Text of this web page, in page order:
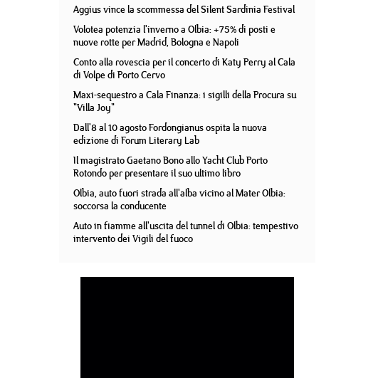
Aggius vince la scommessa del Silent Sardinia Festival
Volotea potenzia l'inverno a Olbia: +75% di posti e
nuove rotte per Madrid, Bologna e Napoli
Conto alla rovescia per il concerto di Katy Perry al Cala
di Volpe di Porto Cervo
Maxi-sequestro a Cala Finanza: i sigilli della Procura su
"Villa Joy"
Dall'8 al 10 agosto Fordongianus ospita la nuova
edizione di Forum Literary Lab
Il magistrato Gaetano Bono allo Yacht Club Porto
Rotondo per presentare il suo ultimo libro
Olbia, auto fuori strada all'alba vicino al Mater Olbia:
soccorsa la conducente
Auto in fiamme all'uscita del tunnel di Olbia: tempestivo
intervento dei Vigili del fuoco